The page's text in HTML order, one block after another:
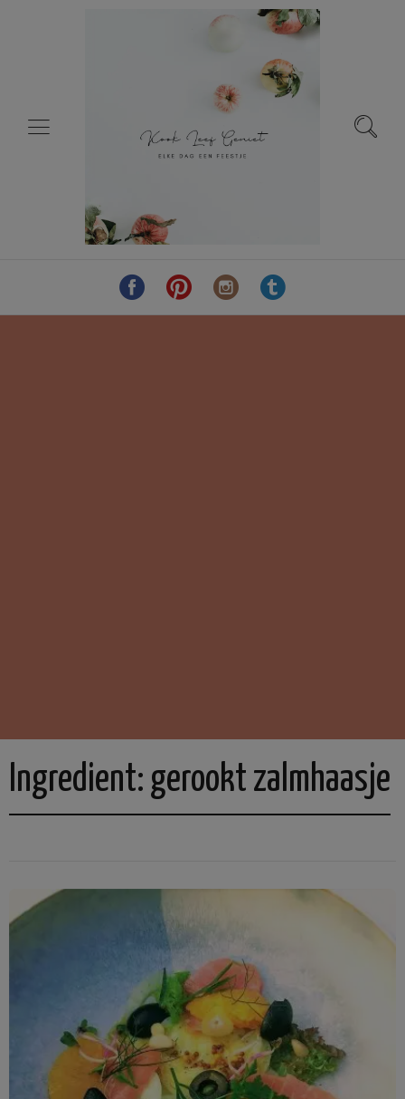
Ingredient: gerookt zalmhaasje